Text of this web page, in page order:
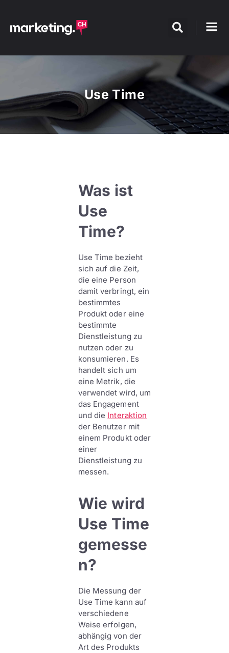
Use Time
Was ist
Use
Time?
Use Time bezieht
sich auf die Zeit,
die eine Person
damit verbringt, ein
bestimmtes
Produkt oder eine
bestimmte
Dienstleistung zu
nutzen oder zu
konsumieren. Es
handelt sich um
eine Metrik, die
verwendet wird, um
das Engagement
und die Interaktion
der Benutzer mit
einem Produkt oder
einer
Dienstleistung zu
messen.
Wie wird
Use Time
gemesse
n?
Die Messung der
Use Time kann auf
verschiedene
Weise erfolgen,
abhängig von der
Art des Produkts